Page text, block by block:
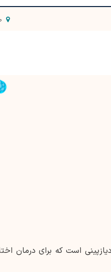
است که برای درمان